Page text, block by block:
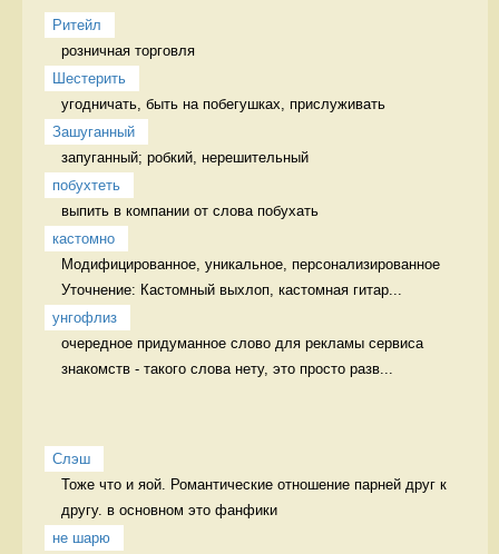
Ритейл
розничная торговля
Шестерить
угодничать, быть на побегушках, прислуживать
Зашуганный
запуганный; робкий, нерешительный
побухтеть
выпить в компании от слова побухать
кастомно
Модифицированное, уникальное, персонализированное
Уточнение: Кастомный выхлоп, кастомная гитар...
унгофлиз
очередное придуманное слово для рекламы сервиса
знакомств - такого слова нету, это просто разв...
Слэш
Тоже что и яой. Романтические отношение парней друг к
другу. в основном это фанфики
не шарю